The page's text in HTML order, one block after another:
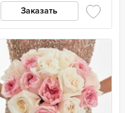
Заказать